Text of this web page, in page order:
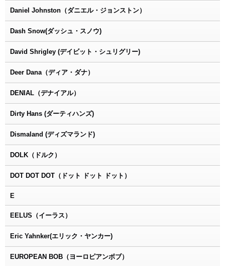
Daniel Johnston（ダニエル・ジョンストン）
Dash Snow(ダッシュ・スノウ)
David Shrigley (デイビット・シュリグリー)
Deer Dana（ディア・ダナ）
DENIAL（デナイアル）
Dirty Hans (ダーティハンズ)
Dismaland (ディズマランド)
DOLK（ドルク）
DOT DOT DOT（ドット ドット ドット）
E
EELUS（イーラス）
Eric Yahnker(エリック・ヤンカー)
EUROPEAN BOB（ヨーロピアンボブ）